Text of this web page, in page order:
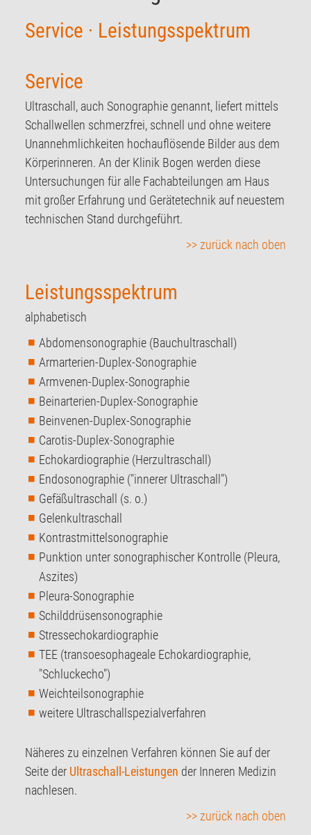
Service · Leistungsspektrum
Service
Ultraschall, auch Sonographie genannt, liefert mittels
Schallwellen schmerzfrei, schnell und ohne weitere
Unannehmlichkeiten hochauflösende Bilder aus dem
Körperinneren. An der Klinik Bogen werden diese
Untersuchungen für alle Fachabteilungen am Haus
mit großer Erfahrung und Gerätetechnik auf neuestem
technischen Stand durchgeführt.
>> zurück nach oben
Leistungsspektrum
alphabetisch
Abdomensonographie (Bauchultraschall)
Armarterien-Duplex-Sonographie
Armvenen-Duplex-Sonographie
Beinarterien-Duplex-Sonographie
Beinvenen-Duplex-Sonographie
Carotis-Duplex-Sonographie
Echokardiographie (Herzultraschall)
Endosonographie ("innerer Ultraschall")
Gefäßultraschall (s. o.)
Gelenkultraschall
Kontrastmittelsonographie
Punktion unter sonographischer Kontrolle (Pleura,
Aszites)
Pleura-Sonographie
Schilddrüsensonographie
Stressechokardiographie
TEE (transoesophageale Echokardiographie,
"Schluckecho")
Weichteilsonographie
weitere Ultraschallspezialverfahren
Näheres zu einzelnen Verfahren können Sie auf der
Seite der Ultraschall-Leistungen der Inneren Medizin
nachlesen.
>> zurück nach oben